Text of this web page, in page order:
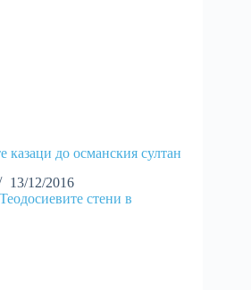
до османския султан
13/12/2016